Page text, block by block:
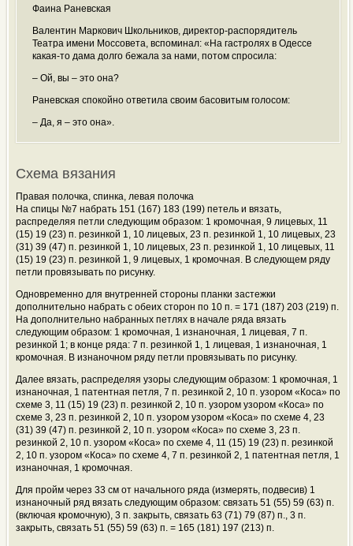
Фаина Раневская
Валентин Маркович Школьников, директор-распорядитель
Театра имени Моссовета, вспоминал: «На гастролях в Одессе
какая-то дама долго бежала за нами, потом спросила:
– Ой, вы – это она?
Раневская спокойно ответила своим басовитым голосом:
– Да, я – это она».
Схема вязания
Правая полочка, спинка, левая полочка
На спицы №7 набрать 151 (167) 183 (199) петель и вязать,
распределяя петли следующим образом: 1 кромочная, 9 лицевых, 11
(15) 19 (23) п. резинкой 1, 10 лицевых, 23 п. резинкой 1, 10 лицевых, 23
(31) 39 (47) п. резинкой 1, 10 лицевых, 23 п. резинкой 1, 10 лицевых, 11
(15) 19 (23) п. резинкой 1, 9 лицевых, 1 кромочная. В следующем ряду
петли провязывать по рисунку.
Одновременно для внутренней стороны планки застежки
дополнительно набрать с обеих сторон по 10 п. = 171 (187) 203 (219) п.
На дополнительно набранных петлях в начале ряда вязать
следующим образом: 1 кромочная, 1 изнаночная, 1 лицевая, 7 п.
резинкой 1; в конце ряда: 7 п. резинкой 1, 1 лицевая, 1 изнаночная, 1
кромочная. В изнаночном ряду петли провязывать по рисунку.
Далее вязать, распределяя узоры следующим образом: 1 кромочная, 1
изнаночная, 1 патентная петля, 7 п. резинкой 2, 10 п. узором «Коса» по
схеме 3, 11 (15) 19 (23) п. резинкой 2, 10 п. узором узором «Коса» по
схеме 3, 23 п. резинкой 2, 10 п. узором узором «Коса» по схеме 4, 23
(31) 39 (47) п. резинкой 2, 10 п. узором «Коса» по схеме 3, 23 п.
резинкой 2, 10 п. узором «Коса» по схеме 4, 11 (15) 19 (23) п. резинкой
2, 10 п. узором «Коса» по схеме 4, 7 п. резинкой 2, 1 патентная петля, 1
изнаночная, 1 кромочная.
Для пройм через 33 см от начального ряда (измерять, подвесив) 1
изнаночный ряд вязать следующим образом: связать 51 (55) 59 (63) п.
(включая кромочную), 3 п. закрыть, связать 63 (71) 79 (87) п., 3 п.
закрыть, связать 51 (55) 59 (63) п. = 165 (181) 197 (213) п.